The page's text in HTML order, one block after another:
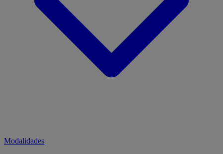
Modalidades